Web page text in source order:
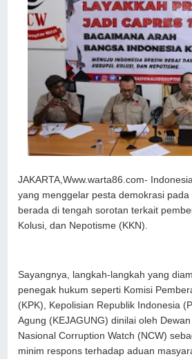
JAKARTA,Www.warta86.com-
yang menggelar pesta demokrasi
berada di tengah sorotan terkait
Kolusi, dan Nepotisme (KKN).
Sayangnya, langkah-langkah yang
penegak hukum seperti Komisi
(KPK), Kepolisian Republik Indonesia
Agung (KEJAGUNG) dinilai oleh
Nasional Corruption Watch (NCW)
minim respons terhadap aduan